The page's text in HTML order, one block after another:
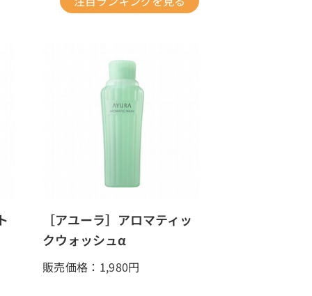
［アユーラ］アロマティッ
クウォッシュα
販売価格：1,980円